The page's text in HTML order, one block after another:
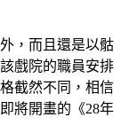
，而且還是以骷
戲院的職員安排
截然不同，相信
將開畫的《28年